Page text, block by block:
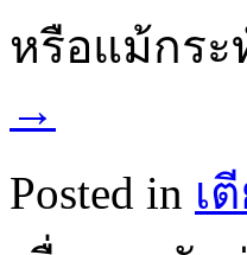
หรือแม้กร
→
Posted in เ